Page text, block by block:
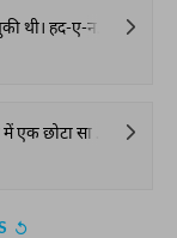
तैर रही थीं। ट्रेन के एक डिब्बे में पाँच मुसाफ़िर चुप-चाप बैठे थे।
सुबह को अपनी गाय का ताज़ा दूध पी कर लंबी पगड़ी बाँधे हुए और इलाहाबादी मोटी लाठी कंधे पर रख कर गाँव में आसामियों से लगान वसूल करने चलते तो रोब छा जाता जो काम किसी और प्यादा से न होता तो उसे राम जियावन महराज के सुपुर्द किया जाता। घर में उनकी बीवी दुर्गा और एक लड़की प्रेम प्यारी के सिवा और कोई न था।